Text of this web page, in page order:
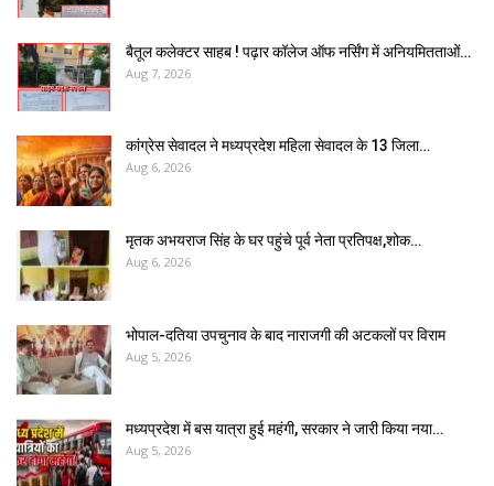
बैतूल कलेक्टर साहब ! पढ़ार कॉलेज ऑफ नर्सिंग में अनियमितताओं…
Aug 7, 2026
कांग्रेस सेवादल ने मध्यप्रदेश महिला सेवादल के 13 जिला…
Aug 6, 2026
मृतक अभयराज सिंह के घर पहुंचे पूर्व नेता प्रतिपक्ष,शोक…
Aug 6, 2026
भोपाल-दतिया उपचुनाव के बाद नाराजगी की अटकलों पर विराम
Aug 5, 2026
मध्यप्रदेश में बस यात्रा हुई महंगी, सरकार ने जारी किया नया…
Aug 5, 2026